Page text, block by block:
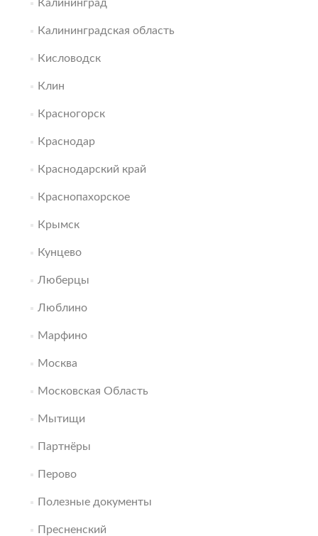
Калининград
Калининградская область
Кисловодск
Клин
Красногорск
Краснодар
Краснодарский край
Краснопахорское
Крымск
Кунцево
Люберцы
Люблино
Марфино
Москва
Московская Область
Мытищи
Партнёры
Перово
Полезные документы
Пресненский